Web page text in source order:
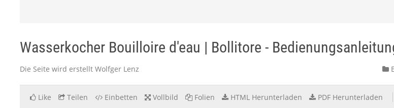
Wasserkocher Bouilloire d'eau | Bollitore -
Die Seite wird erstellt Wolfger Lenz
Like Teilen Einbetten Vollbild Folien HTML Herunterladen PDF Herunterladen